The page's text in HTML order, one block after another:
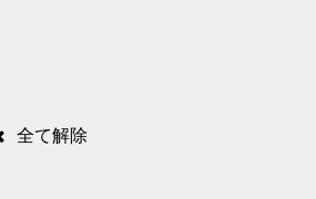
全て解除